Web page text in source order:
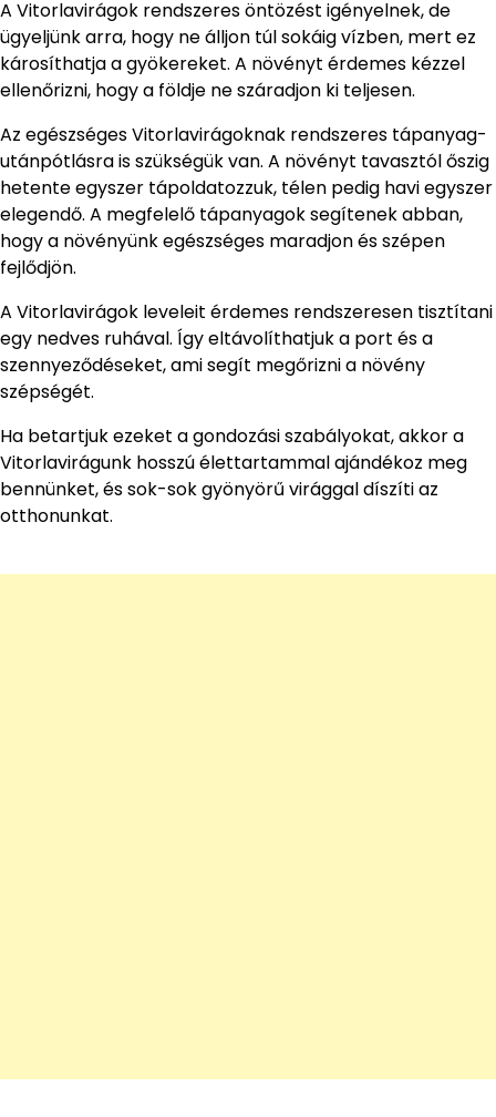
A Vitorlavirágok rendszeres öntözést igényelnek, de
ügyeljünk arra, hogy ne álljon túl sokáig vízben, mert ez
károsíthatja a gyökereket. A növényt érdemes kézzel
ellenőrizni, hogy a földje ne száradjon ki teljesen.
Az egészséges Vitorlavirágoknak rendszeres tápanyag-
utánpótlásra is szükségük van. A növényt tavasztól őszig
hetente egyszer tápoldatozzuk, télen pedig havi egyszer
elegendő. A megfelelő tápanyagok segítenek abban,
hogy a növényünk egészséges maradjon és szépen
fejlődjön.
A Vitorlavirágok leveleit érdemes rendszeresen tisztítani
egy nedves ruhával. Így eltávolíthatjuk a port és a
szennyeződéseket, ami segít megőrizni a növény
szépségét.
Ha betartjuk ezeket a gondozási szabályokat, akkor a
Vitorlavirágunk hosszú élettartammal ajándékoz meg
bennünket, és sok-sok gyönyörű virággal díszíti az
otthonunkat.